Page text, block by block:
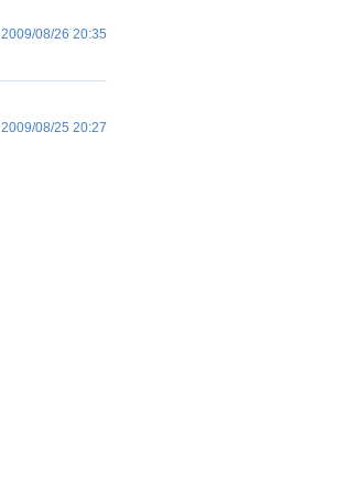
2009/08/26 20:35
2009/08/25 20:27